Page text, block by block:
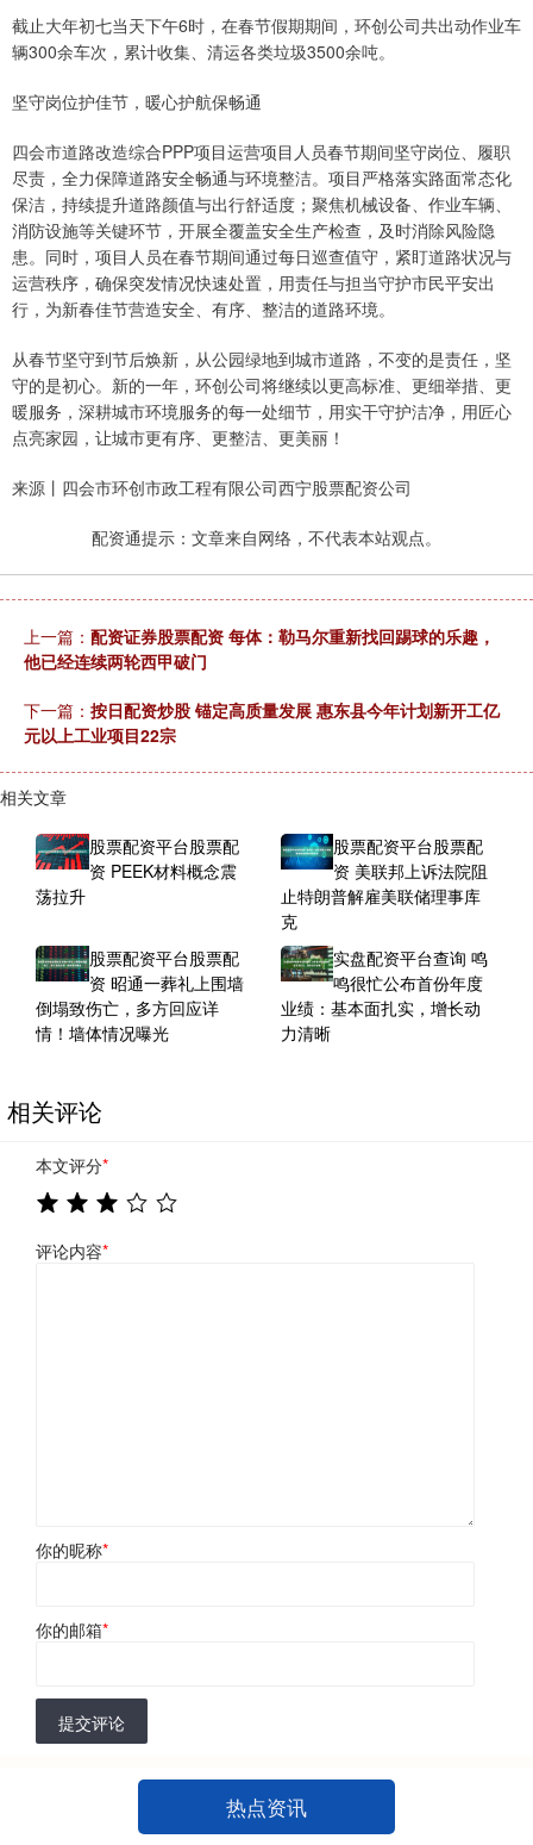
截止大年初七当天下午6时，在春节假期期间，环创公司共出动作业车
辆300余车次，累计收集、清运各类垃圾3500余吨。
坚守岗位护佳节，暖心护航保畅通
四会市道路改造综合PPP项目运营项目人员春节期间坚守岗位、履职
尽责，全力保障道路安全畅通与环境整洁。项目严格落实路面常态化
保洁，持续提升道路颜值与出行舒适度；聚焦机械设备、作业车辆、
消防设施等关键环节，开展全覆盖安全生产检查，及时消除风险隐
患。同时，项目人员在春节期间通过每日巡查值守，紧盯道路状况与
运营秩序，确保突发情况快速处置，用责任与担当守护市民平安出
行，为新春佳节营造安全、有序、整洁的道路环境。
从春节坚守到节后焕新，从公园绿地到城市道路，不变的是责任，坚
守的是初心。新的一年，环创公司将继续以更高标准、更细举措、更
暖服务，深耕城市环境服务的每一处细节，用实干守护洁净，用匠心
点亮家园，让城市更有序、更整洁、更美丽！
来源丨四会市环创市政工程有限公司西宁股票配资公司
配资通提示：文章来自网络，不代表本站观点。
上一篇： 配资证券股票配资 每体：勒马尔重新找回踢球的乐趣，
他已经连续两轮西甲破门
下一篇： 按日配资炒股 锚定高质量发展 惠东县今年计划新开工亿
元以上工业项目22宗
相关文章
股票配资平台股票配
资 PEEK材料概念震
荡拉升
股票配资平台股票配
资 美联邦上诉法院阻
止特朗普解雇美联储理事库
克
股票配资平台股票配
资 昭通一葬礼上围墙
倒塌致伤亡，多方回应详
情！墙体情况曝光
实盘配资平台查询 鸣
鸣很忙公布首份年度
业绩：基本面扎实，增长动
力清晰
相关评论
本文评分*
评论内容*
你的昵称*
你的邮箱*
提交评论
热点资讯